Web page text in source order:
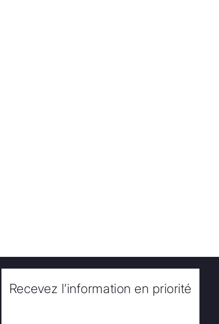
Recevez l’information en priorité